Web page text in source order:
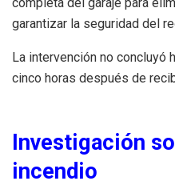
garantizar la seguridad del
La intervención no concluyó
cinco horas después de
Investigación
incendio